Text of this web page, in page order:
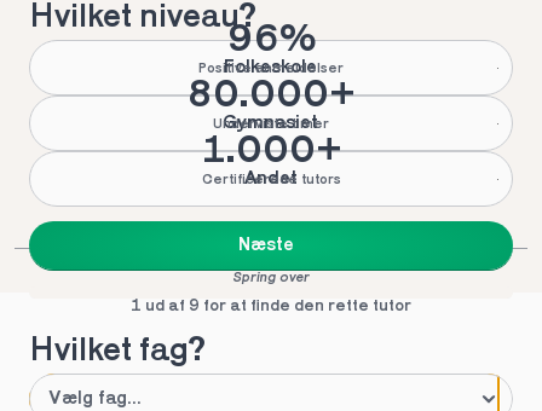
Hvilket niveau?
Folkeskole
Gymnasiet
Andet
Næste
Spring over
1 ud af 9 for at finde den rette tutor
Hvilket fag?
96%
Positive anmeldelser
80.000+
Underviste timer
1.000+
Certificerede tutors